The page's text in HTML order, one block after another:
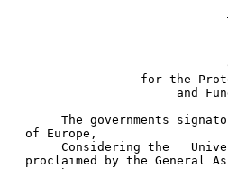
for the
and
The governments
of Europe,
Considering the
proclaimed by the General